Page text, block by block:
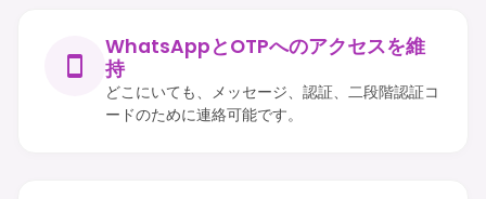
WhatsAppとOTPへのアクセスを維
持
どこにいても、メッセージ、認証、二段階認証コ
ードのために連絡可能です。